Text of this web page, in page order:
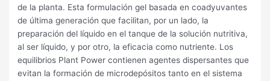
de la planta. Esta formulación gel basada en coadyuvantes
de última generación que facilitan, por un lado, la
preparación del líquido en el tanque de la solución nutritiva,
al ser líquido, y por otro, la eficacia como nutriente. Los
equilibrios Plant Power contienen agentes dispersantes que
evitan la formación de microdepósitos tanto en el sistema